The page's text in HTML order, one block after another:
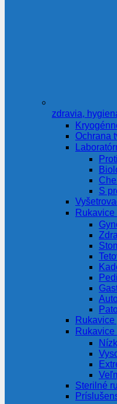
zdravia,
Ochrana
S
Sterilné